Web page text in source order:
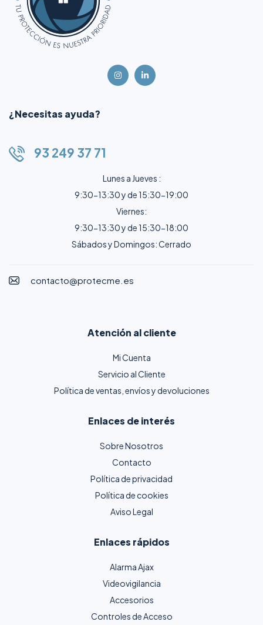
¿Necesitas ayuda?
93 249 37 71
Lunes a Jueves :
9:30-13:30 y de 15:30-19:00
Viernes:
9:30-13:30 y de 15:30-18:00
Sábados y Domingos: Cerrado
contacto@protecme.es
Atención al cliente
Mi Cuenta
Servicio al Cliente
Política de ventas, envíos y devoluciones
Enlaces de interés
Sobre Nosotros
Contacto
Política de privacidad
Política de cookies
Aviso Legal
Enlaces rápidos
Alarma Ajax
Videovigilancia
Accesorios
Controles de Acceso